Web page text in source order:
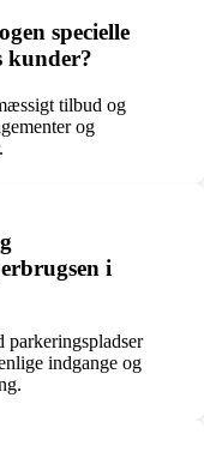
specielle
kunder?
tilbud og
og
i
parkeringspladser
indgange og